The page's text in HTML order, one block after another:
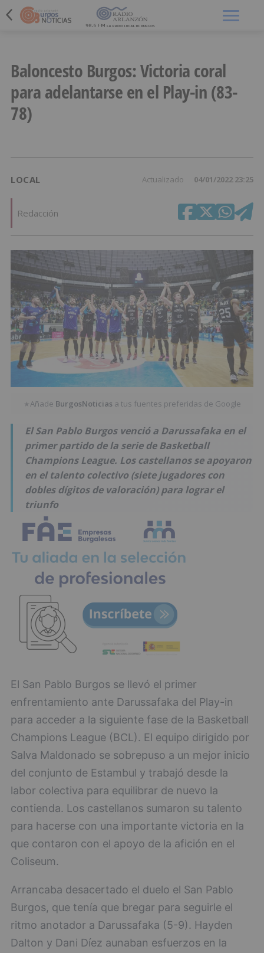
Baloncesto Burgos: Victoria coral
para adelantarse en el Play-in (83-
78)
LOCAL Actualizado 04/01/2022 23:25
Redacción
★Añade BurgosNoticias a tus fuentes preferidas de Google
El San Pablo Burgos venció a Darussafaka en el
primer partido de la serie de Basketball
Champions League. Los castellanos se apoyaron
en el talento colectivo (siete jugadores con
dobles dígitos de valoración) para lograr el
triunfo
El San Pablo Burgos se llevó el primer
enfrentamiento ante Darussafaka del Play-in
para acceder a la siguiente fase de la Basketball
Champions League (BCL). El equipo dirigido por
Salva Maldonado se sobrepuso a un mejor inicio
del conjunto de Estambul y trabajó desde la
labor colectiva para equilibrar de nuevo la
contienda. Los castellanos sumaron su talento
para hacerse con una importante victoria en la
que contaron con el apoyo de la afición en el
Coliseum.
Arrancaba desacertado el duelo el San Pablo
Burgos, que tenía que bregar para seguirle el
ritmo anotador a Darussafaka (5-9). Hayden
Dalton y Dani Díez aunaban esfuerzos en la